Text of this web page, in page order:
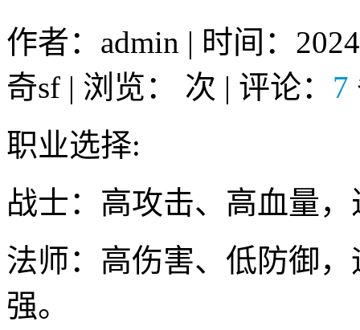
作者：admin | 时间：
奇sf | 浏览：
次 | 评论： 7
职业选择:
战士：高攻击、高血量
法师：高伤害、低防御
强。